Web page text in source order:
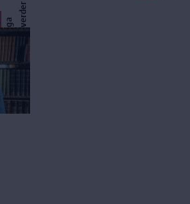
g
a
v
e
r
d
e r